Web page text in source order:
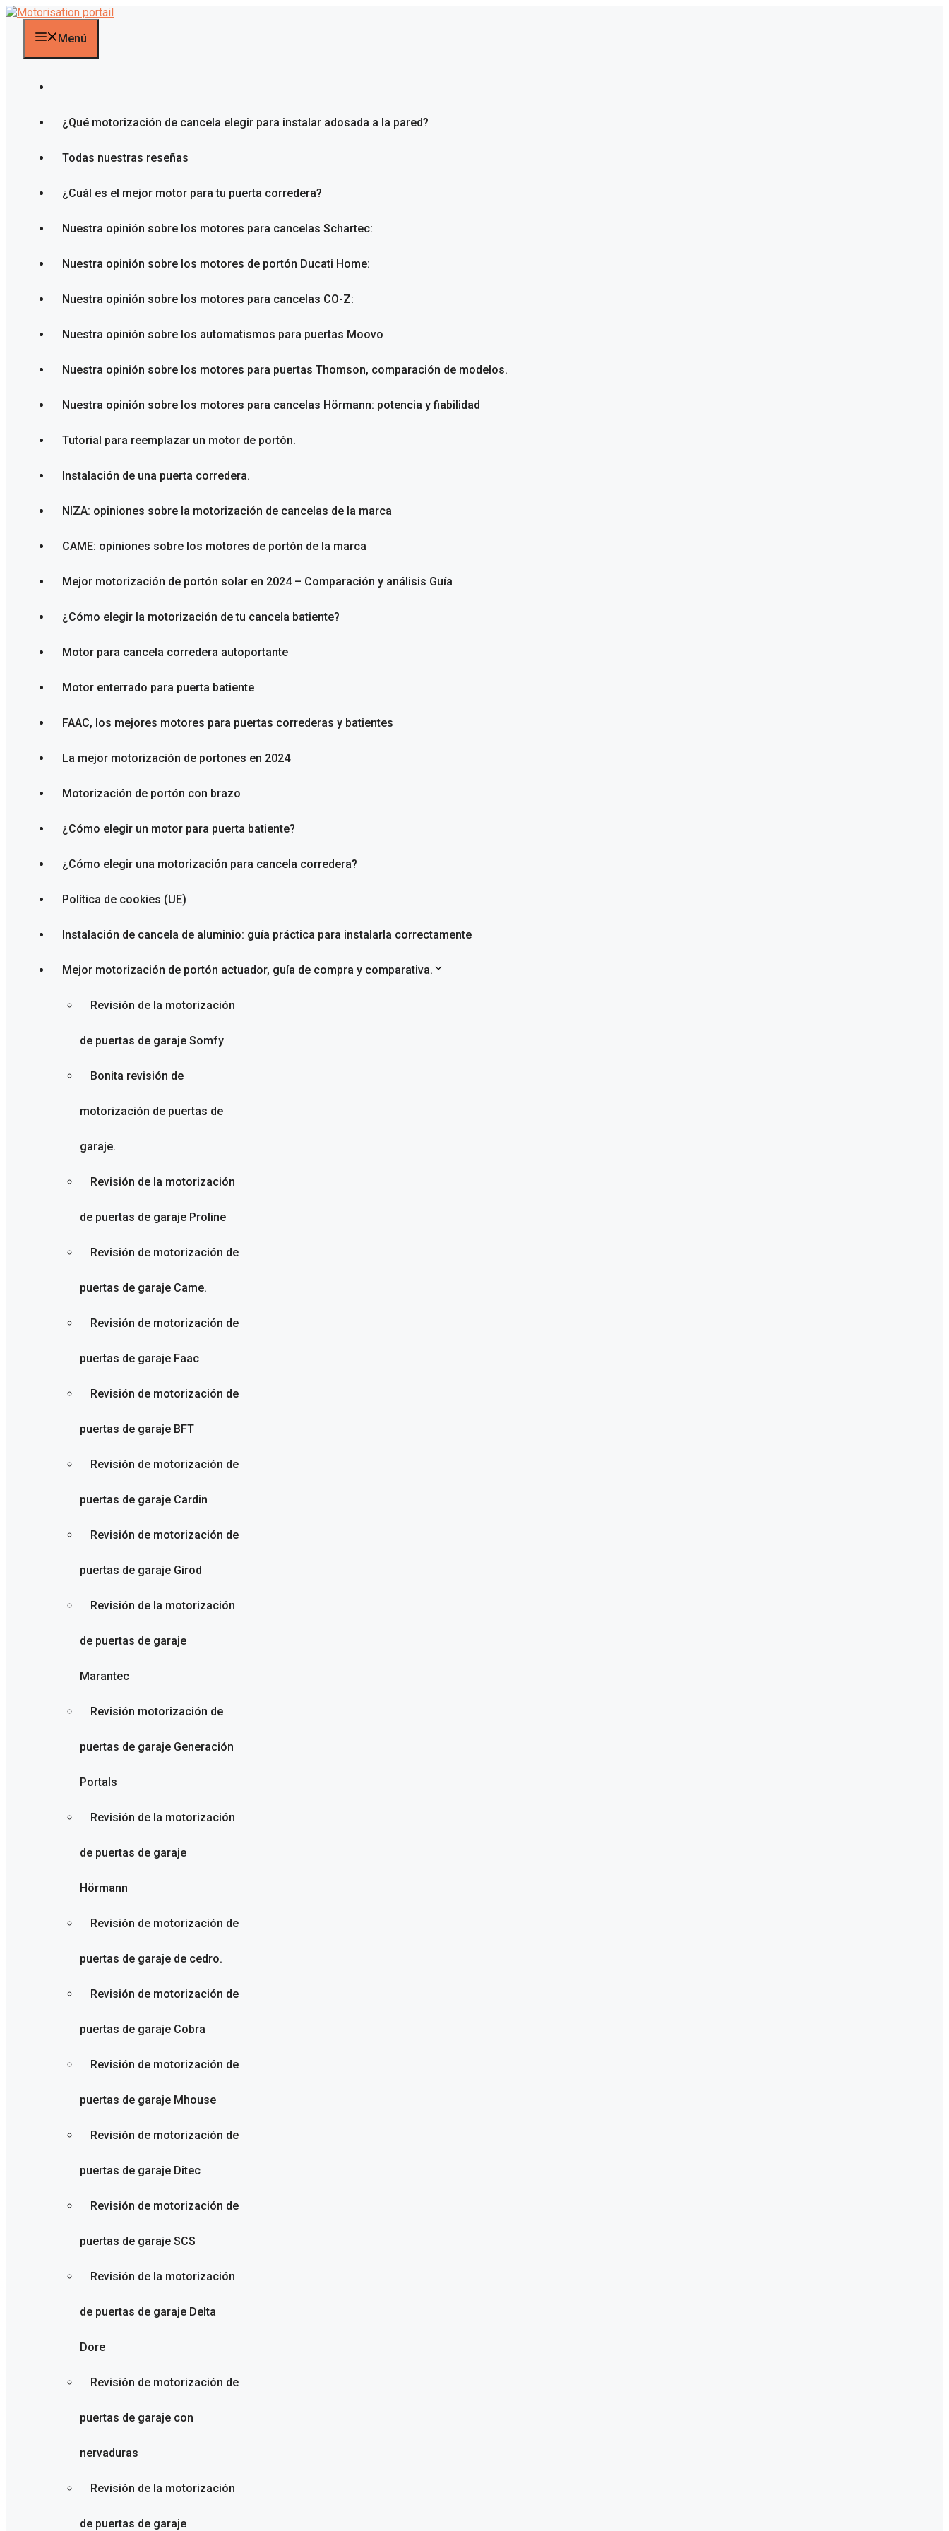
Saltar
contenido Menú
¿Qué motorización de cancela elegir para instalar adosada a la pared?
Todas nuestras reseñas
¿Cuál es el mejor motor para tu puerta corredera?
Nuestra opinión sobre los motores para cancelas Schartec:
Nuestra opinión sobre los motores de portón Ducati Home:
Nuestra opinión sobre los motores para cancelas CO-Z:
Nuestra opinión sobre los automatismos para puertas Moovo
Nuestra opinión sobre los motores para puertas Thomson, comparación de modelos.
Nuestra opinión sobre los motores para cancelas Hörmann: potencia y fiabilidad
Tutorial para reemplazar un motor de portón.
Instalación de una puerta corredera.
NIZA: opiniones sobre la motorización de cancelas de la marca
CAME: opiniones sobre los motores de portón de la marca
Mejor motorización de portón solar en 2024 – Comparación y análisis Guía
¿Cómo elegir la motorización de tu cancela batiente?
Motor para cancela corredera autoportante
Motor enterrado para puerta batiente
FAAC, los mejores motores para puertas correderas y batientes
La mejor motorización de portones en 2024
Motorización de portón con brazo
¿Cómo elegir un motor para puerta batiente?
¿Cómo elegir una motorización para cancela corredera?
Política de cookies (UE)
Instalación de cancela de aluminio: guía práctica para instalarla correctamente
Mejor motorización de portón actuador, guía de compra y comparativa.
Revisión de la motorización
de puertas de garaje Somfy
Bonita revisión de
motorización de puertas de
garaje.
Revisión de la motorización
de puertas de garaje Proline
Revisión de motorización de
puertas de garaje Came.
Revisión de motorización de
puertas de garaje Faac
Revisión de motorización de
puertas de garaje BFT
Revisión de motorización de
puertas de garaje Cardin
Revisión de motorización de
puertas de garaje Girod
Revisión de la motorización
de puertas de garaje
Marantec
Revisión motorización de
puertas de garaje Generación
Portals
Revisión de la motorización
de puertas de garaje
Hörmann
Revisión de motorización de
puertas de garaje de cedro.
Revisión de motorización de
puertas de garaje Cobra
Revisión de motorización de
puertas de garaje Mhouse
Revisión de motorización de
puertas de garaje Ditec
Revisión de motorización de
puertas de garaje SCS
Revisión de la motorización
de puertas de garaje Delta
Dore
Revisión de motorización de
puertas de garaje con
nervaduras
Revisión de la motorización
de puertas de garaje